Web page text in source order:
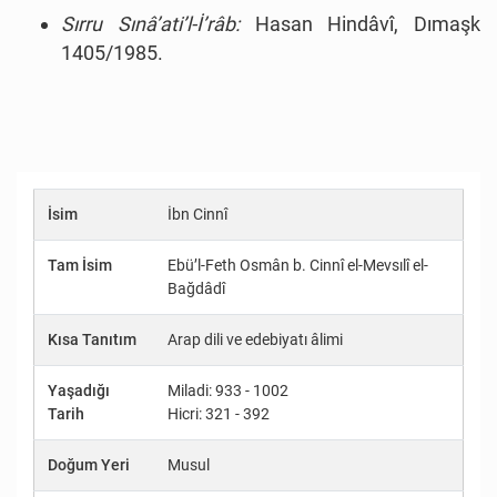
Sırru Sınâ’ati’l-İ’râb:Hasan Hindâvî, Dımaşk
1405/1985.
İsim İbn Cinnî
Tam İsim
Ebü’l-Feth Osmân b. Cinnî el-Mevsılî el-
Bağdâdî
Kısa Tanıtım Arap dili ve edebiyatı âlimi
Yaşadığı
Tarih
Miladi: 933 - 1002
Hicri: 321 - 392
Doğum Yeri Musul